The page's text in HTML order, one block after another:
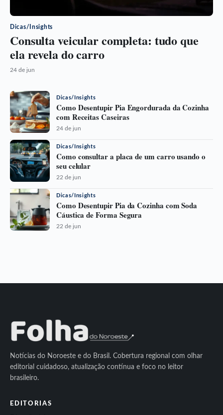
Dicas/Insights
Consulta veicular completa: tudo que
ela revela do carro
24 de jun
Dicas/Insights
Como Desentupir Pia Engordurada da Cozinha
com Receitas Caseiras
24 de jun
Dicas/Insights
Como consultar a placa de um carro usando o
seu celular
22 de jun
Dicas/Insights
Como Desentupir Pia da Cozinha com Soda
Cáustica de Forma Segura
22 de jun
Notícias do Noroeste e do Brasil. Cobertura regional com olhar
editorial cuidadoso, atualização contínua e foco no leitor
brasileiro.
EDITORIAS